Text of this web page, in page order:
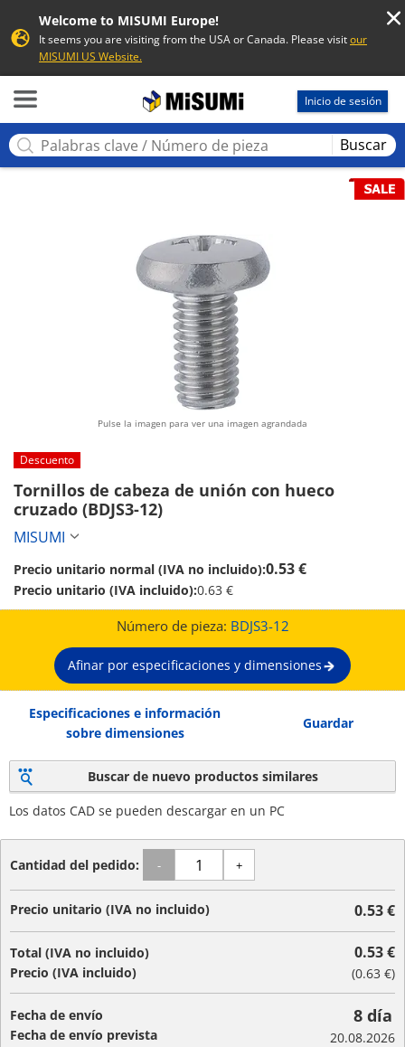
Welcome to MISUMI Europe!
It seems you are visiting from the USA or Canada. Please visitour
MISUMI US Website.
Inicio de sesión
Buscar
Pulse la imagen para ver una imagen agrandada
Descuento
Tornillos de cabeza de unión con hueco
cruzado (BDJS3-12)
MISUMI
Precio unitario normal (IVA no incluido):0.53 €
Precio unitario (IVA incluido):0.63 €
Número de pieza: BDJS3-12
Afinar por especificaciones y dimensiones
Especificaciones e información
sobre dimensiones
Guardar
Buscar de nuevo productos similares
Los datos CAD se pueden descargar en un PC
Cantidad del pedido: - +
Precio unitario (IVA no incluido) 0.53 €
Total (IVA no incluido)
Precio (IVA incluido)
0.53 €
(0.63 €)
Fecha de envío
Fecha de envío prevista
8 día
20.08.2026